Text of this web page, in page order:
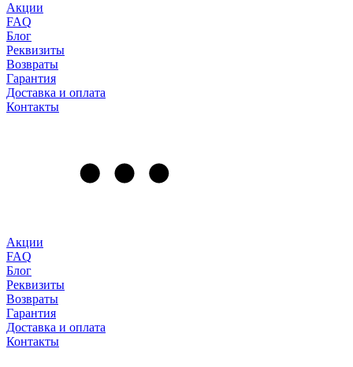
Акции
FAQ
Блог
Реквизиты
Возвраты
Гарантия
Доставка и оплата
Контакты
Акции
FAQ
Блог
Реквизиты
Возвраты
Гарантия
Доставка и оплата
Контакты